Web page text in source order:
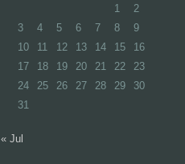
1
2
3
4 5 6 7 8
9
10
11 12 13 14 15
16
17
18 19 20 21 22
23
24
25 26 27 28 29
30
31
« Jul